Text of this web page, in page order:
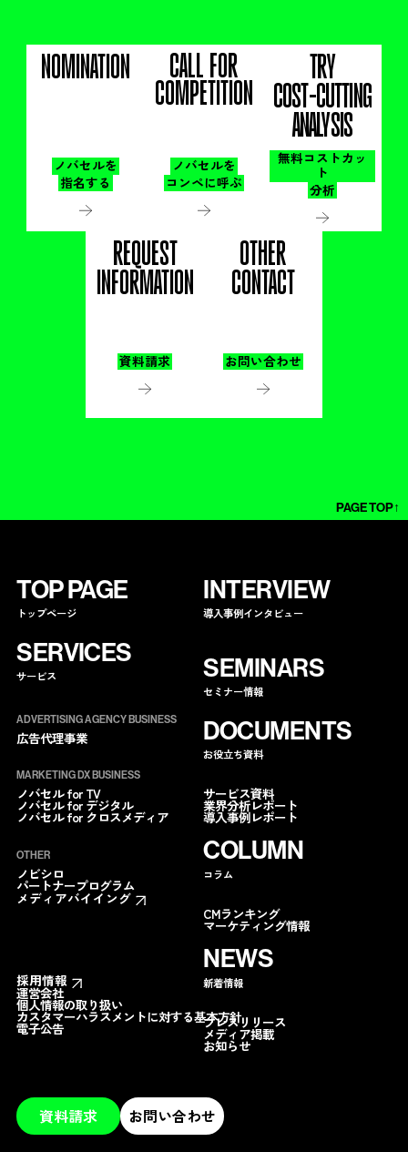
NOMINATION
ノバセルを
指名する
CALL FOR
COMPETITION
ノバセルを
コンペに呼ぶ
TRY
COST-CUTTING
ANALYSIS
無料コストカッ
ト
分析
REQUEST
INFORMATION
資料請求
OTHER
CONTACT
お問い合わせ
PAGE TOP↑
TOP PAGE
トップページ
INTERVIEW
導入事例インタビュー
COLUMN
コラム
CMランキング
マーケティング情報
SERVICES
サービス
ADVERTISING AGENCY BUSINESS
広告代理事業
MARKETING DX BUSINESS
ノバセル for TV
ノバセル for デジタル
ノバセル for クロスメディア
OTHER
ノビシロ
パートナープログラム
メディアバイイング
NEWS
新着情報
プレスリリース
メディア掲載
お知らせ
SEMINARS
セミナー情報
DOCUMENTS
お役立ち資料
サービス資料
業界分析レポート
導入事例レポート
採用情報
運営会社
個人情報の取り扱い
カスタマーハラスメントに対する基本方針
電子公告
資料請求 お問い合わせ